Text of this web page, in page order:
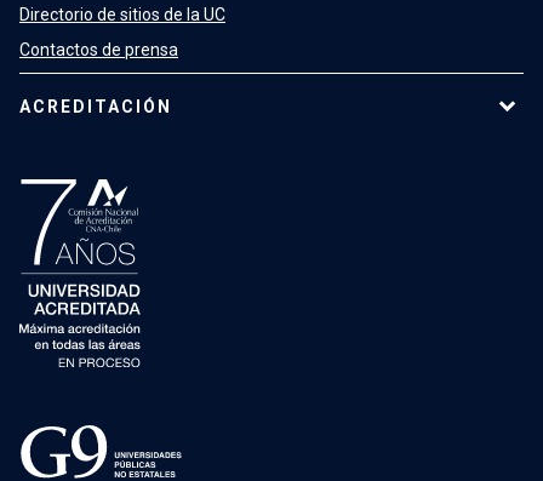
Directorio de sitios de la UC
Contactos de prensa
ACREDITACIÓN